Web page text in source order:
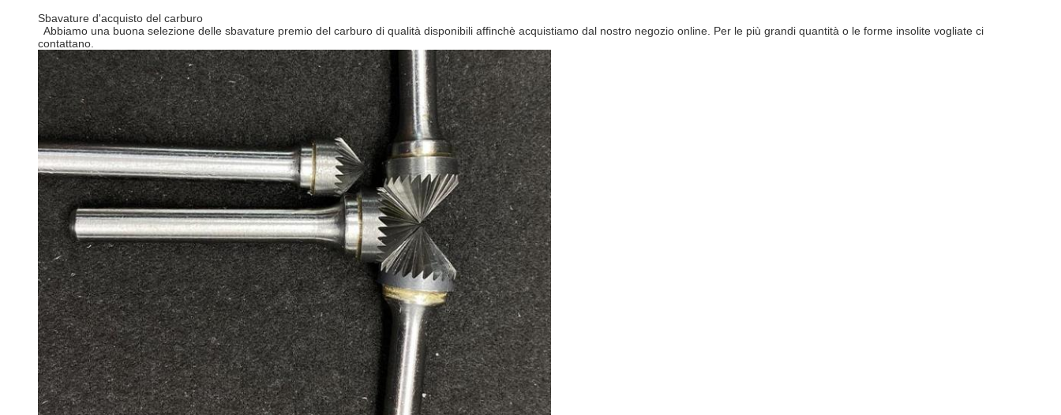
Sbavature d'acquisto del carburo
Abbiamo una buona selezione delle sbavature premio del carburo di qualità disponibili affinchè acquistiamo dal nostro negozio online. Per le più grandi quantità o le forme insolite vogliate ci
contattano.